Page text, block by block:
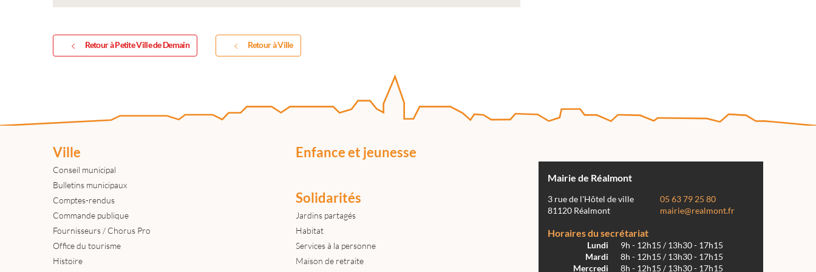
Retour à Petite Ville de Demain Retour à Ville
Ville
Conseil municipal
Bulletins municipaux
Comptes-rendus
Commande publique
Fournisseurs / Chorus Pro
Office du tourisme
Histoire
Enfance et jeunesse
Solidarités
Jardins partagés
Habitat
Services à la personne
Maison de retraite
Mairie de Réalmont
3 rue de l'Hôtel de ville
81120 Réalmont
05 63 79 25 80
mairie@realmont.fr
Horaires du secrétariat
Lundi
9h - 12h15 / 13h30 - 17h15
Mardi
8h - 12h15 / 13h30 - 17h15
Mercredi
8h - 12h15 / 13h30 - 17h15